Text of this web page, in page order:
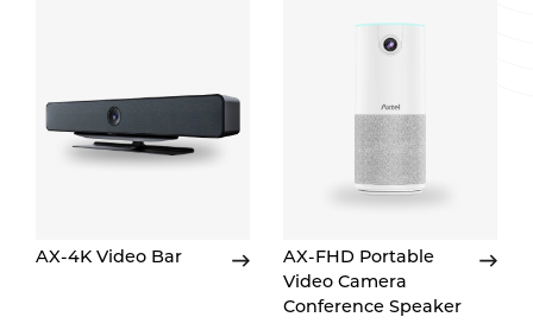
AX-4K Video Bar
AX-FHD Portable
Video Camera
Conference Speaker